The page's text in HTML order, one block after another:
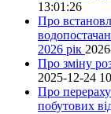
13:01:26
Про
2026 рік
Про зміну
2025-12-24
Про
побутових